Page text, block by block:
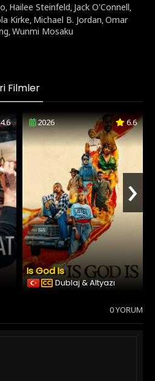
, Hailee Steinfeld, Jack O'Connell,
Kirke, Michael B. Jordan,Omar
,Wunmi Mosaku
Filmler
2026 6.6
Is God Is
Dublaj & Altyazı
›
0 YORUM